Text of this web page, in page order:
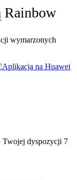
Rainbow
wymarzonych
Twojej dyspozycji 7